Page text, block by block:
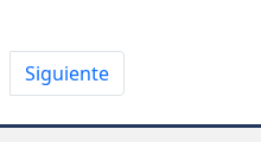
Siguiente